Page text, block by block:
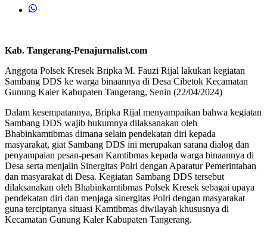
Kab. Tangerang-Penajurnalist.com
Anggota Polsek Kresek Bripka M. Fauzi Rijal lakukan kegiatan
Sambang DDS ke warga binaannya di Desa Cibetok Kecamatan
Gunung Kaler Kabupaten Tangerang, Senin (22/04/2024)
Dalam kesempatannya, Bripka Rijal menyampaikan bahwa kegiatan
Sambang DDS wajib hukumnya dilaksanakan oleh
Bhabinkamtibmas dimana selain pendekatan diri kepada
masyarakat, giat Sambang DDS ini merupakan sarana dialog dan
penyampaian pesan-pesan Kamtibmas kepada warga binaannya di
Desa serta menjalin Sinergitas Polri dengan Aparatur Pemerintahan
dan masyarakat di Desa. Kegiatan Sambang DDS tersebut
dilaksanakan oleh Bhabinkamtibmas Polsek Kresek sebagai upaya
pendekatan diri dan menjaga sinergitas Polri dengan masyarakat
guna terciptanya situasi Kamtibmas diwilayah khususnya di
Kecamatan Gunung Kaler Kabupaten Tangerang.